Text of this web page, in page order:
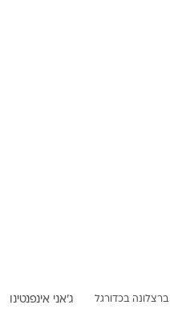
ברצלונה בכדורגל ג'אני אינפנטינו